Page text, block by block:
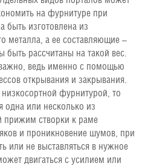
на фурнитуре при
быть изготовлена из
металла, а ее составляющие –
рассчитаны на такой вес.
ведь именно с помощью
открывания и закрывания.
фурнитурой, то
одна или несколько из
створки к раме
и проникновение шумов, при
или не выставляться в нужное
двигаться с усилием или